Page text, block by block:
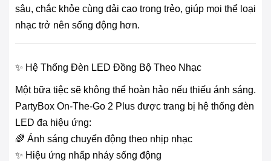
sâu, chắc khỏe cùng dải cao trong trẻo, giúp mọi thể loại
nhạc trở nên sống động hơn.
✨ Hệ Thống Đèn LED Đồng Bộ Theo Nhạc
Một bữa tiệc sẽ không thể hoàn hảo nếu thiếu ánh sáng.
PartyBox On-The-Go 2 Plus được trang bị hệ thống đèn
LED đa hiệu ứng:
🌈 Ánh sáng chuyển động theo nhịp nhạc
✨ Hiệu ứng nhấp nháy sống động